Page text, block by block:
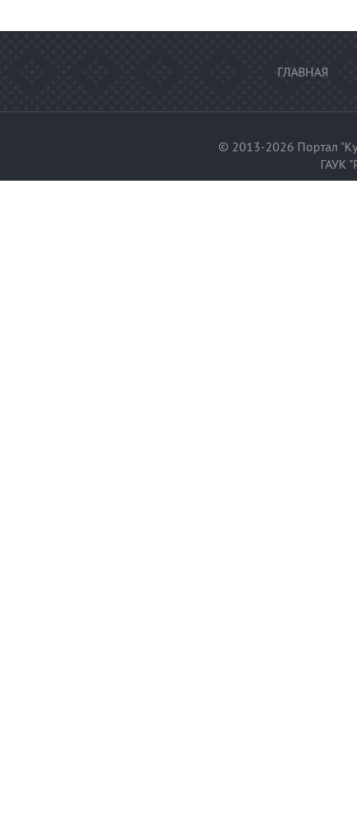
ГЛАВНАЯ
© 2013-2026 Портал
ГАУК